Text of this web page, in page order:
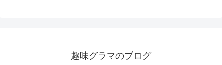
趣味グラマのブログ